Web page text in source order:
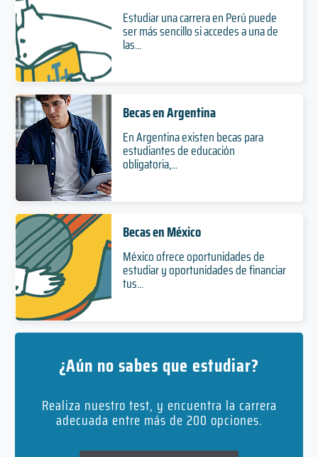
Estudiar una carrera en Perú puede
ser más sencillo si accedes a una de
las...
Becas en Argentina
En Argentina existen becas para
estudiantes de educación
obligatoria,...
Becas en México
México ofrece oportunidades de
estudiar y oportunidades de financiar
tus...
¿Aún no sabes que estudiar?
Realiza nuestro test, y encuentra la carrera
adecuada entre más de 200 opciones.